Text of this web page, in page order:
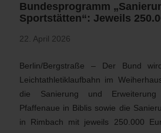
Bundesprogramm
Sportstätten“: Jeweils
22. April 2026
Berlin/Bergstraße – Der Bund
Leichtathletiklaufbahn im
die Sanierung und Erweiterung
Pfaffenaue in Biblis sowie die
in Rimbach mit jeweils 250.000